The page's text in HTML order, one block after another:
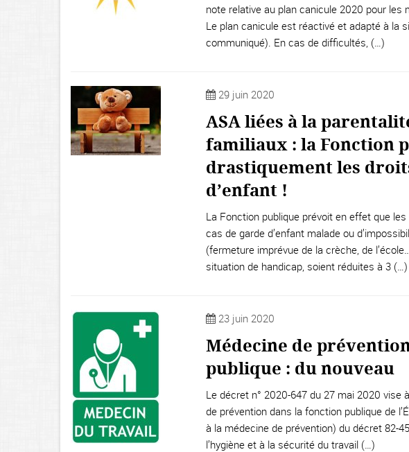
note relative au plan canicule 2020 pour
Le plan canicule est réactivé et adapté à la
communiqué). En cas de difficultés, (…)
29 juin 2020
ASA liées à la
familiaux : la Fonction
drastiquement les
d’enfant !
La Fonction publique prévoit en effet que
cas de garde d’enfant malade ou
(fermeture imprévue de la crèche, de
situation de handicap, soient réduites à 3 (…)
23 juin 2020
Médecine de
publique : du nouveau
Le décret n° 2020-647 du 27 mai 2020 vise
de prévention dans la fonction publique de
à la médecine de prévention) du décret 82-
l’hygiène et à la sécurité du travail (…)